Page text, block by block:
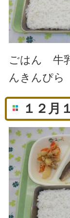
ごはん 牛
んきんぴ
１２月